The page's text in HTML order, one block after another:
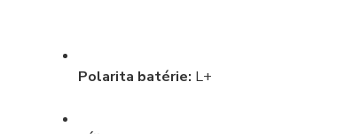
Polarita batérie: L+